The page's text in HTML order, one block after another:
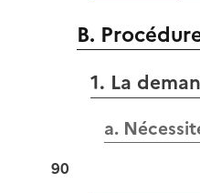
B.
1. La
a.
90